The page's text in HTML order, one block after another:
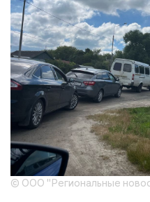
© ООО "Региональные